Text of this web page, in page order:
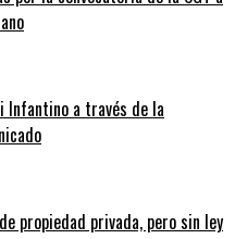
Infantino a través de la
propiedad privada, pero sin ley